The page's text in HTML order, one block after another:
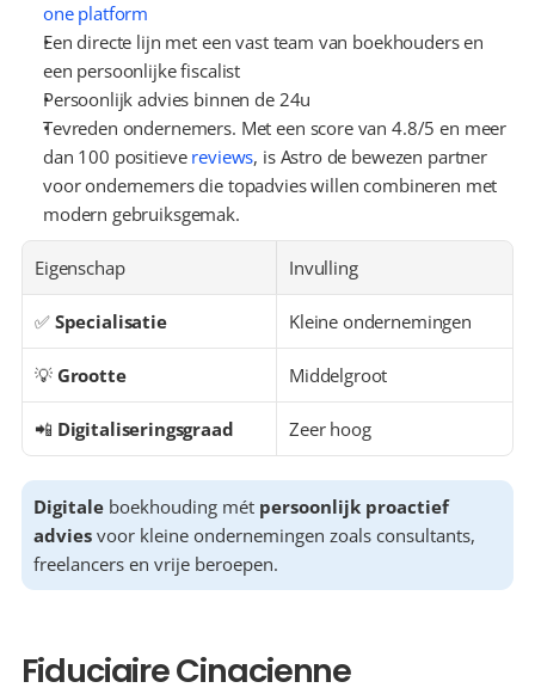
one platform
Een directe lijn met een vast team van boekhouders en
een persoonlijke fiscalist
Persoonlijk advies binnen de 24u
Tevreden ondernemers. Met een score van 4.8/5 en meer
dan 100 positieve reviews, is Astro de bewezen partner
voor ondernemers die topadvies willen combineren met
modern gebruiksgemak.
Eigenschap Invulling
✅ Specialisatie Kleine ondernemingen
💡 Grootte Middelgroot
📲 Digitaliseringsgraad Zeer hoog
Digitale boekhouding mét persoonlijk proactief
advies voor kleine ondernemingen zoals consultants,
freelancers en vrije beroepen.
Fiduciaire Cinacienne